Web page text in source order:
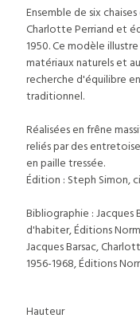
Ensemble de six
Charlotte Perriand et
1950. Ce modèle
matériaux naturels et
recherche d'équilibre
traditionnel.
Réalisées en frêne
reliés par des
en paille tressée.
Édition : Steph Simon,
Bibliographie : Jacques
d'habiter, Éditions
Jacques Barsac,
1956-1968, Éditions
Hauteur